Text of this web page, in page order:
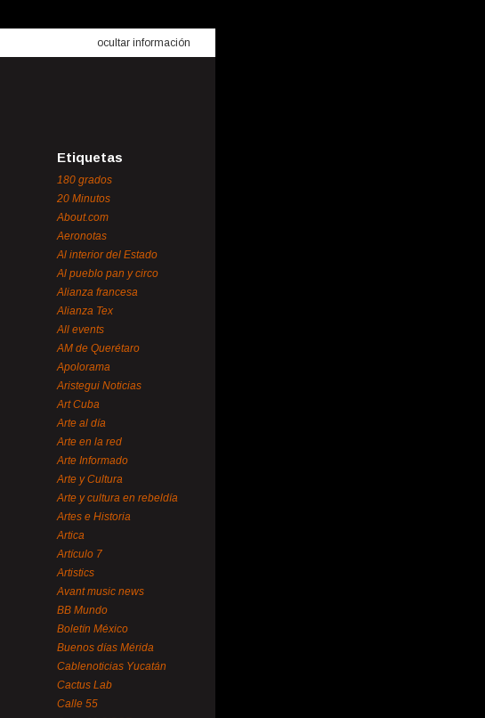
ocultar información
Etiquetas
180 grados
20 Minutos
About.com
Aeronotas
Al interior del Estado
Al pueblo pan y circo
Alianza francesa
Alianza Tex
All events
AM de Querétaro
Apolorama
Aristegui Noticias
Art Cuba
Arte al día
Arte en la red
Arte Informado
Arte y Cultura
Arte y cultura en rebeldía
Artes e Historia
Artica
Artículo 7
Artistics
Avant music news
BB Mundo
Boletín México
Buenos días Mérida
Cablenoticias Yucatán
Cactus Lab
Calle 55